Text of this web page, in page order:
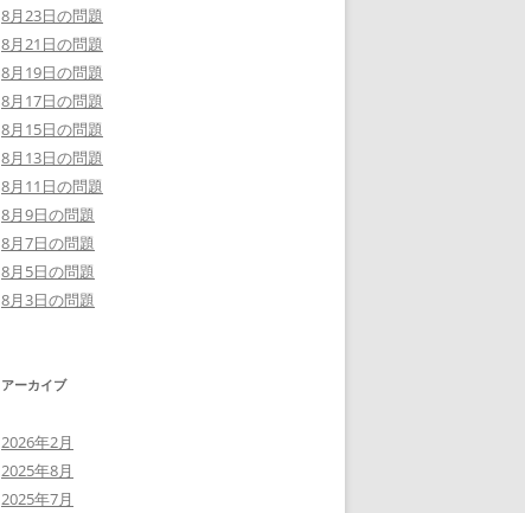
8月23日の問題
8月21日の問題
8月19日の問題
8月17日の問題
8月15日の問題
8月13日の問題
8月11日の問題
8月9日の問題
8月7日の問題
8月5日の問題
8月3日の問題
アーカイブ
2026年2月
2025年8月
2025年7月